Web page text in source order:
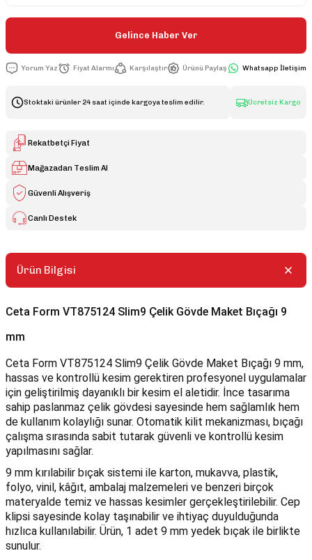
Gelince Haber Ver
Yorum Yaz Fiyat Alarmı Karşılaştır Ürünü Paylaş Whatsapp İletişim
Stoktaki ürünler 24 saat içinde kargoya teslim edilir. Ücretsiz Kargo
Rekatbetçi Fiyat
Mağazadan Teslim Al
Güvenli Alışveriş
Canlı Destek
Ürün Bilgisi
Ceta Form VT875124 Slim9 Çelik Gövde Maket Bıçağı 9
mm
Ceta Form VT875124 Slim9 Çelik Gövde Maket Bıçağı 9 mm,
hassas ve kontrollü kesim gerektiren profesyonel uygulamalar
için geliştirilmiş dayanıklı bir kesim el aletidir. İnce tasarıma
sahip paslanmaz çelik gövdesi sayesinde hem sağlamlık hem
de kullanım kolaylığı sunar. Otomatik kilit mekanizması, bıçağı
çalışma sırasında sabit tutarak güvenli ve kontrollü kesim
yapılmasını sağlar.
9 mm kırılabilir bıçak sistemi ile karton, mukavva, plastik,
folyo, vinil, kâğıt, ambalaj malzemeleri ve benzeri birçok
materyalde temiz ve hassas kesimler gerçekleştirilebilir. Cep
klipsi sayesinde kolay taşınabilir ve ihtiyaç duyulduğunda
hızlıca kullanılabilir. Ürün, 1 adet 9 mm yedek bıçak ile birlikte
sunulur.